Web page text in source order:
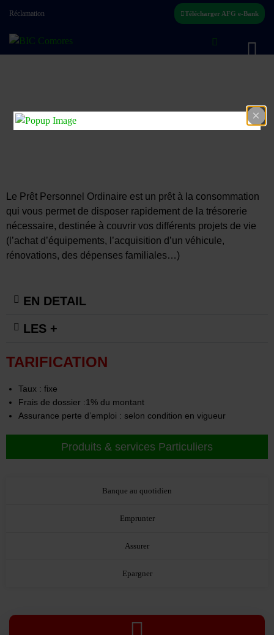
Réclamation Télécharger AFG e-Bank
La solution à vos besoins de projets imminents !
Le Prêt Personnel Ordinaire est un prêt à la consommation
qui vous permet de disposer rapidement de la trésorerie
nécessaire, destinée à couvrir vos différents projets de vie
(l’achat d’équipements, l’acquisition d’un véhicule,
rénovations, des dépenses familiales…)
EN DETAIL
LES +
TARIFICATION
Taux : fixe
Frais de dossier :1% du montant
Assurance perte d’emploi : selon condition en vigueur
Produits & services Particuliers
Banque au quotidien
Emprunter
Assurer
Epargner